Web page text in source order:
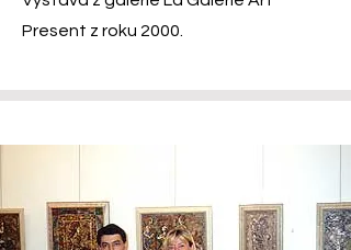
Present z roku 2000.